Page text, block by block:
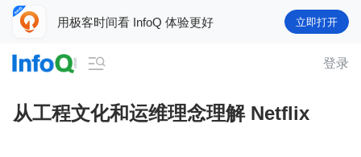
用极客时间看 InfoQ 体验更好 立即打开
 登录
从工程文化和运维理念理解 Netflix